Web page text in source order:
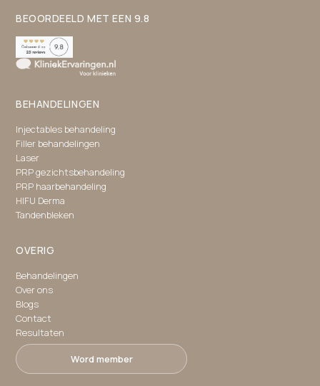
BEOORDEELD MET EEN 9.8
BEHANDELINGEN
Injectables behandeling
Filler behandelingen
Laser
PRP gezichtsbehandeling
PRP haarbehandeling
HIFU Derma
Tandenbleken
OVERIG
Behandelingen
Over ons
Blogs
Contact
Resultaten
Word member